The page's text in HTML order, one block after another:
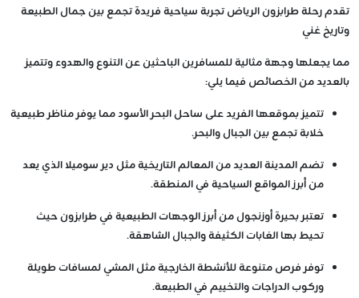
تقدم رحلة طرابزون الرياض تجربة سياحية فريدة تجمع بين جمال الطبيعة
وتاريخ غني
مما يجعلها وجهة مثالية للمسافرين الباحثين عن التنوع والهدوء وتتميز
بالعديد من الخصائص فيما يلي:
تتميز بموقعها الفريد على ساحل البحر الأسود مما يوفر مناظر طبيعية
خلابة تجمع بين الجبال والبحر.
تضم المدينة العديد من المعالم التاريخية مثل دير سوميلا الذي يعد
من أبرز المواقع السياحية في المنطقة.
تعتبر بحيرة أوزنجول من أبرز الوجهات الطبيعية في طرابزون حيث
تحيط بها الغابات الكثيفة والجبال الشاهقة.
توفر فرص متنوعة للأنشطة الخارجية مثل المشي لمسافات طويلة
وركوب الدراجات والتخييم في الطبيعة.